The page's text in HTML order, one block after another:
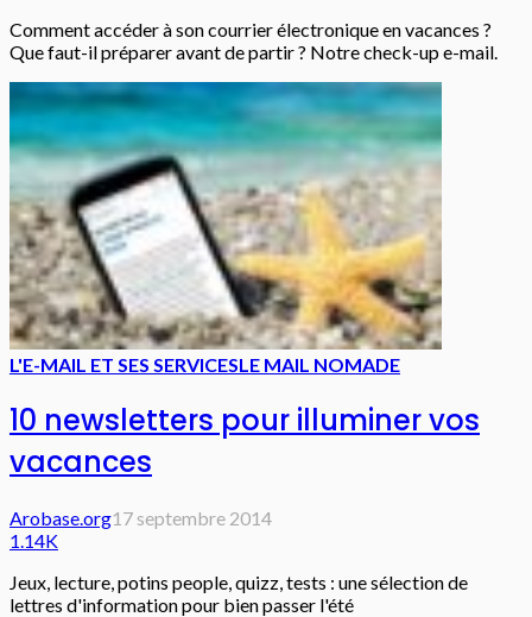
Comment accéder à son courrier électronique en vacances ?
Que faut-il préparer avant de partir ? Notre check-up e-mail.
L'E-MAIL ET SES SERVICESLE MAIL NOMADE
10 newsletters pour illuminer vos
vacances
Arobase.org17 septembre 2014
1.14K
Jeux, lecture, potins people, quizz, tests : une sélection de
lettres d'information pour bien passer l'été